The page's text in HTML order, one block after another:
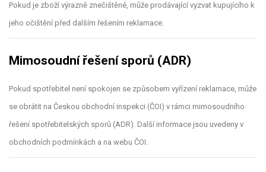
Pokud je zboží výrazně znečištěné, může prodávající vyzvat kupujícího k
jeho očištění před dalším řešením reklamace.
Mimosoudní řešení sporů (ADR)
Pokud spotřebitel není spokojen se způsobem vyřízení reklamace, může
se obrátit na Českou obchodní inspekci (ČOI) v rámci mimosoudního
řešení spotřebitelských sporů (ADR). Další informace jsou uvedeny v
obchodních podmínkách a na webu ČOI.